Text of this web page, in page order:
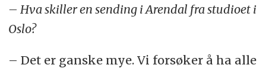
– Hva skiller en sending i Arendal fra studioet i
Oslo?
– Det er ganske mye. Vi forsøker å ha alle